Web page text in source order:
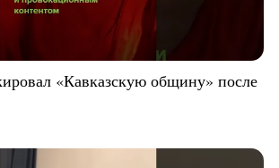
«Кавказскую общину» после